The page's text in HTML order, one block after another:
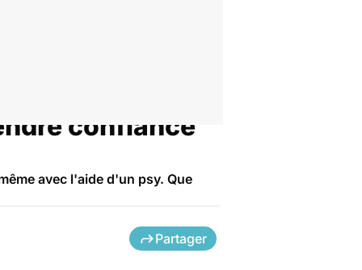
confiance
avec l'aide d'un psy. Que
Partager